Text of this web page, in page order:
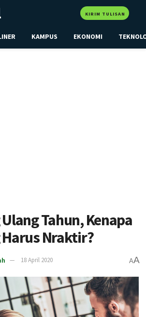
KIRIM TULISAN
KAMPUS EKONOMI
Tahun, Kenapa
Harus Nraktir?
18 April 2020 AA